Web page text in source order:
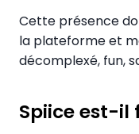
Cette présence
la plateforme et
décomplexé, fun,
Spiice est-il